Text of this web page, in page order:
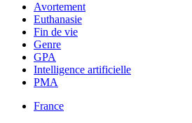
Avortement
Euthanasie
Fin de vie
Genre
GPA
Intelligence artificielle
PMA
France